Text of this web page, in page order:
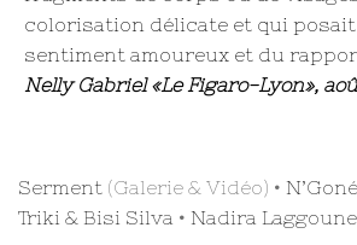
colorisation délicate et qui
sentiment amoureux et du
Nelly Gabriel «Le Figaro-Lyon»,
Serment (Galerie & Vidéo) •
Triki & Bisi Silva • Nadira